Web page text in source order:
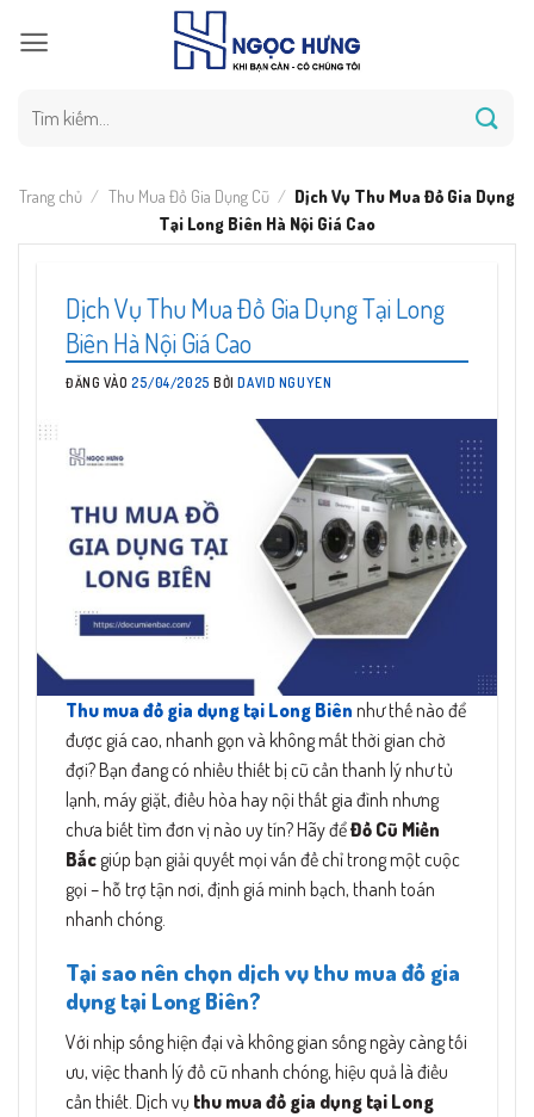
qua
kiếm:
Trang chủ / Thu Mua Đồ Gia Dụng Cũ / Dịch Vụ Thu Mua Đồ Gia Dụng
Tại Long Biên Hà Nội Giá Cao
Dịch Vụ Thu Mua Đồ Gia Dụng Tại Long
Biên Hà Nội Giá Cao
ĐĂNG VÀO25/04/2025 BỞIDAVID NGUYEN
Thu mua đồ gia dụng tại Long Biên như thế nào để
được giá cao, nhanh gọn và không mất thời gian chờ
đợi? Bạn đang có nhiều thiết bị cũ cần thanh lý như tủ
lạnh, máy giặt, điều hòa hay nội thất gia đình nhưng
chưa biết tìm đơn vị nào uy tín? Hãy đểĐồ Cũ Miền
Bắc giúp bạn giải quyết mọi vấn đề chỉ trong một cuộc
gọi – hỗ trợ tận nơi, định giá minh bạch, thanh toán
nhanh chóng.
Tại sao nên chọn dịch vụ thu mua đồ gia
dụng tại Long Biên?
Với nhịp sống hiện đại và không gian sống ngày càng tối
ưu, việc thanh lý đồ cũ nhanh chóng, hiệu quả là điều
cần thiết. Dịch vụ thu mua đồ gia dụng tại Long